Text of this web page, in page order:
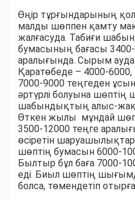
Өңір тұрғындарының
малды шөппен қамту
жалғасуда. Табиғи
бумасының бағасы 3400-
аралығында. Сырым
Қаратөбеде – 4000-
7000-9000 теңгеден
әртүрлі болуына
шабындықтың алыс-
Өткен жылы мұндай
3500-12000 теңге
өсіретін
шөптің бумасын 6000-
Былтыр бұл баға 7000-
еді. Биыл шөптің
болса, төмендетіп